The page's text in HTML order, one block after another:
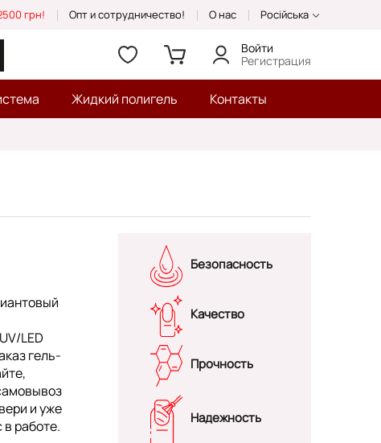
грн! Опт и сотрудничество! О нас Російська
Войти
Регистрация
Жидкий полигель Контакты
LED
гель-
и уже
работе.
Безопасность
Качество
Прочность
Надежность